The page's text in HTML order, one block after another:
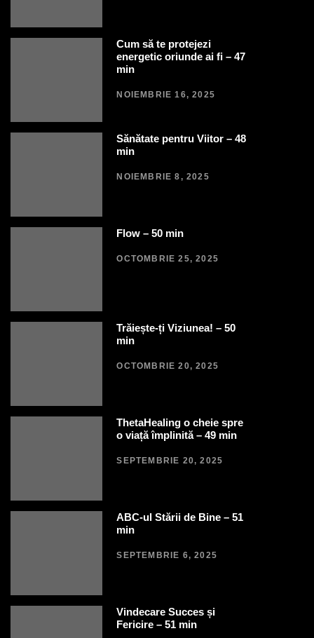
Cum să te protejezi
energetic oriunde ai fi – 47
min
NOIEMBRIE 16, 2025
Sănătate pentru Viitor – 48
min
NOIEMBRIE 8, 2025
Flow – 50 min
OCTOMBRIE 25, 2025
Trăiește-ți Viziunea! – 50
min
OCTOMBRIE 20, 2025
ThetaHealing o cheie spre
o viață împlinită – 49 min
SEPTEMBRIE 20, 2025
ABC-ul Stării de Bine – 51
min
SEPTEMBRIE 6, 2025
Vindecare Succes și
Fericire – 51 min